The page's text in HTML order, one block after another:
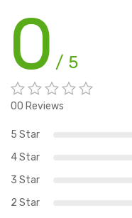
0 / 5
00 Reviews
5 Star
4 Star
3 Star
2 Star